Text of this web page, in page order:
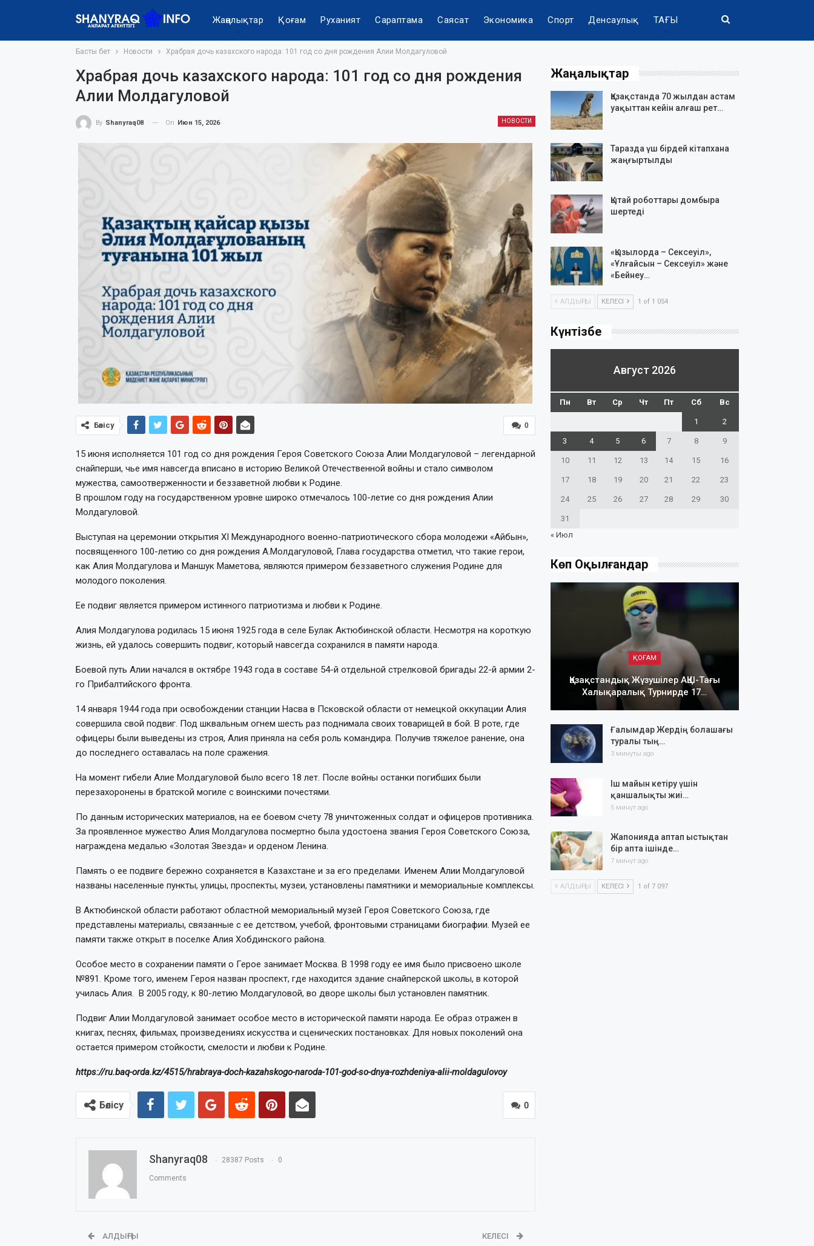
Жаңалықтар Қоғам Руханият Сараптама Саясат Экономика Спорт Денсаулық ТАҒЫ
Басты бет Новости Храбрая дочь казахского народа: 101 год со дня рождения Алии Молдагуловой
Храбрая дочь казахского народа: 101 год со дня рождения
Алии Молдагуловой
НОВОСТИ
By Shanyraq08 On Июн 15, 2026
0
Бөлісу
15 июня исполняется 101 год со дня рождения Героя Советского Союза Алии Молдагуловой – легендарной
снайперши, чье имя навсегда вписано в историю Великой Отечественной войны и стало символом
мужества, самоотверженности и беззаветной любви к Родине.
В прошлом году на государственном уровне широко отмечалось 100-летие со дня рождения Алии
Молдагуловой.
Выступая на церемонии открытия XI Международного военно-патриотического сбора молодежи «Айбын»,
посвященного 100-летию со дня рождения А.Молдагуловой, Глава государства отметил, что такие герои,
как Алия Молдагулова и Маншук Маметова, являются примером беззаветного служения Родине для
молодого поколения.
Ее подвиг является примером истинного патриотизма и любви к Родине.
Алия Молдагулова родилась 15 июня 1925 года в селе Булак Актюбинской области. Несмотря на короткую
жизнь, ей удалось совершить подвиг, который навсегда сохранился в памяти народа.
Боевой путь Алии начался в октябре 1943 года в составе 54-й отдельной стрелковой бригады 22-й армии 2-
го Прибалтийского фронта.
14 января 1944 года при освобождении станции Насва в Псковской области от немецкой оккупации Алия
совершила свой подвиг. Под шквальным огнем шесть раз поднимала своих товарищей в бой. В роте, где
офицеры были выведены из строя, Алия приняла на себя роль командира. Получив тяжелое ранение, она
до последнего оставалась на поле сражения.
На момент гибели Алие Молдагуловой было всего 18 лет. После войны останки погибших были
перезахоронены в братской могиле с воинскими почестями.
По данным исторических материалов, на ее боевом счету 78 уничтоженных солдат и офицеров противника.
За проявленное мужество Алия Молдагулова посмертно была удостоена звания Героя Советского Союза,
награждена медалью «Золотая Звезда» и орденом Ленина.
Память о ее подвиге бережно сохраняется в Казахстане и за его пределами. Именем Алии Молдагуловой
названы населенные пункты, улицы, проспекты, музеи, установлены памятники и мемориальные комплексы.
В Актюбинской области работают областной мемориальный музей Героя Советского Союза, где
представлены материалы, связанные с ее детством, учебой, фронтовыми страницами биографии. Музей ее
памяти также открыт в поселке Алия Хобдинского района.
Особое место в сохранении памяти о Герое занимает Москва. В 1998 году ее имя было присвоено школе
№891. Кроме того, именем Героя назван проспект, где находится здание снайперской школы, в которой
училась Алия. В 2005 году, к 80-летию Молдагуловой, во дворе школы был установлен памятник.
Подвиг Алии Молдагуловой занимает особое место в исторической памяти народа. Ее образ отражен в
книгах, песнях, фильмах, произведениях искусства и сценических постановках. Для новых поколений она
остается примером стойкости, смелости и любви к Родине.
https://ru.baq-orda.kz/4515/hrabraya-doch-kazahskogo-naroda-101-god-so-dnya-rozhdeniya-alii-moldagulovoy
0
Бөлісу
Shanyraq08 28387 Posts 0
Comments
АЛДЫҢҒЫ КЕЛЕСІ
Жаңалықтар
Қазақстанда 70 жылдан астам
уақыттан кейін алғаш рет…
Таразда үш бірдей кітапхана
жаңғыртылды
Қытай роботтары домбыра
шертеді
«Қызылорда – Сексеуіл»,
«Ұлғайсын – Сексеуіл» және
«Бейнеу…
АЛДЫҢҒЫ КЕЛЕСІ 1 of 1 054
Күнтізбе
Август 2026
Пн Вт Ср Чт Пт Сб Вс
1 2
3 4 5 6 7 8 9
10 11 12 13 14 15 16
17 18 19 20 21 22 23
24 25 26 27 28 29 30
31
« Июл
Көп Оқылғандар
ҚОҒАМ
Қазақстандық Жүзушілер АҚШ-Тағы
Халықаралық Турнирде 17…
Ғалымдар Жердің болашағы
туралы тың…
3 минуты ago
Іш майын кетіру үшін
қаншалықты жиі…
5 минут ago
Жапонияда аптап ыстықтан
бір апта ішінде…
7 минут ago
АЛДЫҢҒЫ КЕЛЕСІ 1 of 7 097